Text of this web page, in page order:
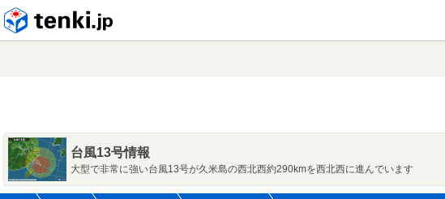
台風13号情報
大型で非常に強い台風13号が久米島の西北西約290kmを西北西に進んでいます